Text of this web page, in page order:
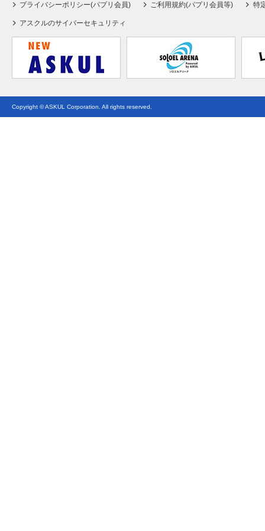
プライバシーポリシー(パプリ会員) ご利用規約(パプリ会員等) 特
アスクルのサイバーセキュリティ
Copyright © ASKUL Corporation. All rights reserved.